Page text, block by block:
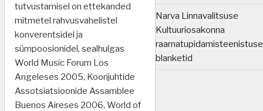
tutvustamisel on ettekanded
mitmetel rahvusvahelistel
konverentsidel ja
sümpoosionidel, sealhulgas
World Music Forum Los
Angeleses 2005, Koorijuhtide
Assotsiatsioonide Assamblee
Buenos Aireses 2006, World of
Narva Linnavalitsuse
Kultuuriosakonna
raamatupidamisteenistuse
blanketid